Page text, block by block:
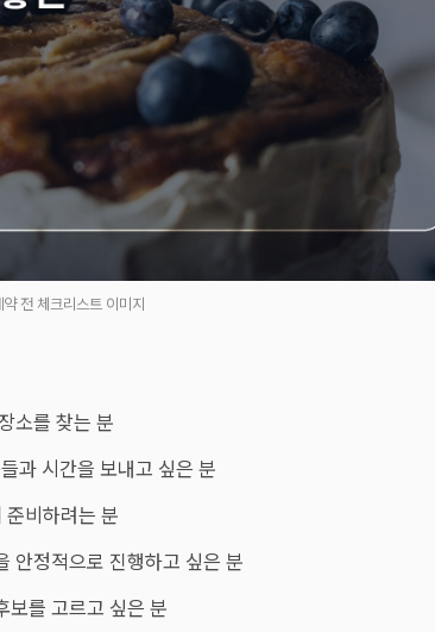
약 전 체크리스트 이미지
소를 찾는 분
과 시간을 보내고 싶은 분
준비하려는 분
안정적으로 진행하고 싶은 분
보를 고르고 싶은 분